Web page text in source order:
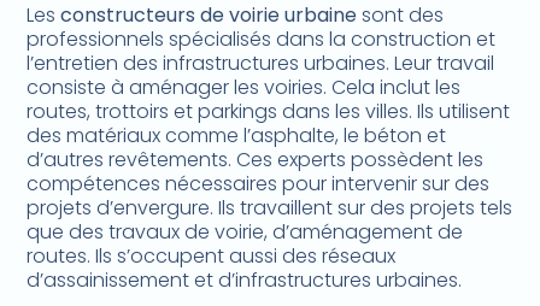
Lesconstructeurs de voirie urbainesont des
professionnels spécialisés dans la construction et
l’entretien des infrastructures urbaines. Leur travail
consiste à aménager les voiries. Cela inclut les
routes, trottoirs et parkings dans les villes. Ils utilisent
des matériaux comme l’asphalte, le béton et
d’autres revêtements. Ces experts possèdent les
compétences nécessaires pour intervenir sur des
projets d’envergure. Ils travaillent sur des projets tels
que des travaux de voirie, d’aménagement de
routes. Ils s’occupent aussi des réseaux
d’assainissement et d’infrastructures urbaines.